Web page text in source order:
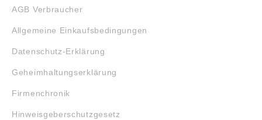
AGB Verbraucher
Allgemeine Einkaufsbedingungen
Datenschutz-Erklärung
Geheimhaltungserklärung
Firmenchronik
Hinweisgeberschutzgesetz